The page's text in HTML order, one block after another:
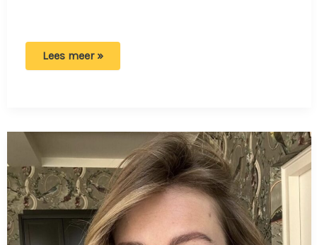
Maxime
veroorzaakt
maagklachten!’
Lees meer »